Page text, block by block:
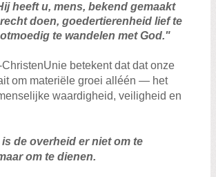
heeft u, mens, bekend gemaakt
doen, goedertierenheid lief te
te wandelen met God."
betekent dat dat onze
om materiële groei alléén — het
waardigheid, veiligheid en
de overheid er niet om te
om te dienen.